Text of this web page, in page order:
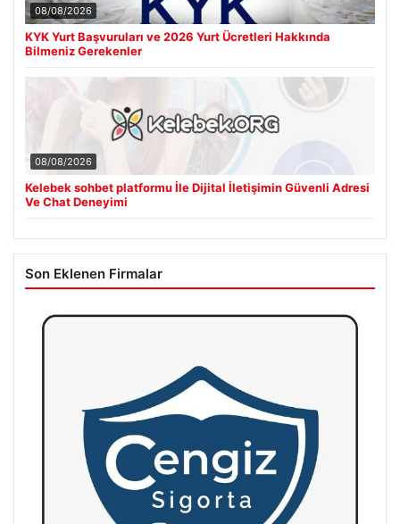
08/08/2026
KYK Yurt Başvuruları ve 2026 Yurt Ücretleri Hakkında
Bilmeniz Gerekenler
08/08/2026
Kelebek sohbet platformu İle Dijital İletişimin Güvenli Adresi
Ve Chat Deneyimi
Son Eklenen Firmalar